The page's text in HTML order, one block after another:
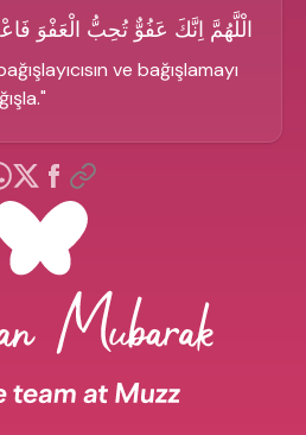
الْلَّهُمَّ اِنَّكَ عَفُوٌّ تُحِبُّ الْعَفْوَ
ve bağışlamayı
"